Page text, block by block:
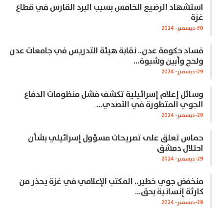
استشهاد الرضيع الخامس بسبب البرد القارس في قطاع
غزة
30-ديسمبر- 2024
فساد حكومة عدن.. نقابة هيئة التدريس في جامعات عدن
ولحج وأبين وشبوة…
29-ديسمبر- 2024
وسائل إعلام إسرائيلية تكشف فشل منظومات الدفاع
الجوي المتطورة في التصدي…
29-ديسمبر- 2024
حماس تعلق على تصريحات مسؤول إسرائيلي بشأن
احتلال دمشق
29-ديسمبر- 2024
منخفض جوي خطير.. المكتب الإعلامي في غزة يحذر من
كارثة إنسانية بحق…
29-ديسمبر- 2024